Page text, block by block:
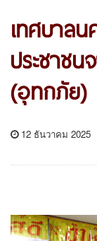
เทศบาลน
ประชาช
(อุทกภัย)
12 ธันวาคม 2025